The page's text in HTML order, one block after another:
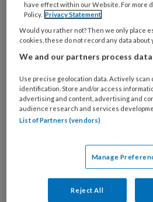
Pedagogisch Coach
Carolien Libert op
Carolien Libert, de
Jaar 2022, ging op bezoek bij
Sociale Zaken en
betekende natuurlijk ook een
SZW-minister Karien van
‘We moeten mét elkaar
smeden voor de toekomst
have effect within our Website. For more
Policy. Privacy Statement
Would you rather not? Then we only place
cookies, these do not record any data about
We and our partners process
Use precise geolocation data. Actively
identification. Store and/or access
advertising and content, advertising and
audience research and services
List of Partners (vendors)
Manage
Reject All